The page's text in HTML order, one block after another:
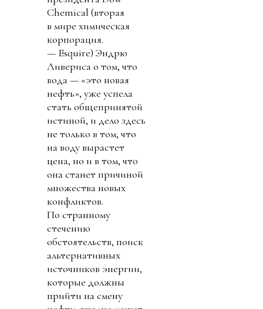
Chemical (вторая
в мире химическая
корпорация.
— Esquire) Эндрю
Ливериса о том, что
вода — «это новая
нефть», уже успела
стать общепринятой
истиной, и дело здесь
не только в том, что
на воду вырастет
цена, но и в том, что
она станет причиной
множества новых
конфликтов.
По странному
стечению
обстоятельств, поиск
альтернативных
источников энергии,
которые должны
прийти на смену